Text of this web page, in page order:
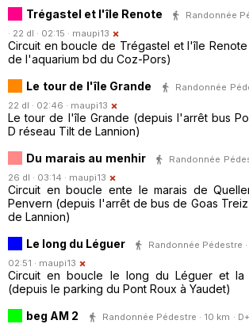
Trégastel et l'île Renote
Randonnée
· 22 dl · 02:15 · maupi13
Circuit en boucle de Trégastel et l'île
de l'aquarium bd du Coz-Pors)
Le tour de l'île Grande
Randonnée
22 dl · 02:46 · maupi13
Le tour de l'île Grande (depuis l'arrêt bus
D réseau Tilt de Lannion)
Du marais au menhir
Randonnée
26 dl · 03:14 · maupi13
Circuit en boucle ente le marais de
Penvern (depuis l'arrêt de bus de Goas
de Lannion)
Le long du Léguer
Randonnée Pédestre ·
02:51 · maupi13
Circuit en boucle le long du Léguer et la
(depuis le parking du Pont Roux à Yaudet)
beg AM 2
Randonnée Pédestre · 10 km ·